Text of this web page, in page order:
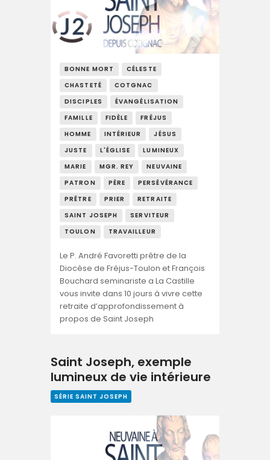
BONNE MORT
CÉLESTE
CHASTETÉ
COTGNAC
DISCIPLES
ÉVANGÉLISATION
FAMILLE
FIDÈLE
FRÉJUS
HOMME
INTÉRIEUR
JÉSUS
JUSTE
L'ÉGLISE
LUMINEUX
MARIE
MGR. REY
NEUVAINE
PATRON
PÈRE
PERSÉVÉRANCE
PRÊTRE
PRIER
RETRAITE
SAINT JOSEPH
SERVITEUR
TOULON
TRAVAILLEUR
Le P. André Favoretti prêtre de la
Diocèse de Fréjus-Toulon et François
Bouchard seminariste a La Castille
vous invite dans 10 jours à vivre cette
retraite d’approfondissement à
propos de Saint Joseph
Saint Joseph, exemple
lumineux de vie intérieure
SÉRIE SAINT JOSEPH